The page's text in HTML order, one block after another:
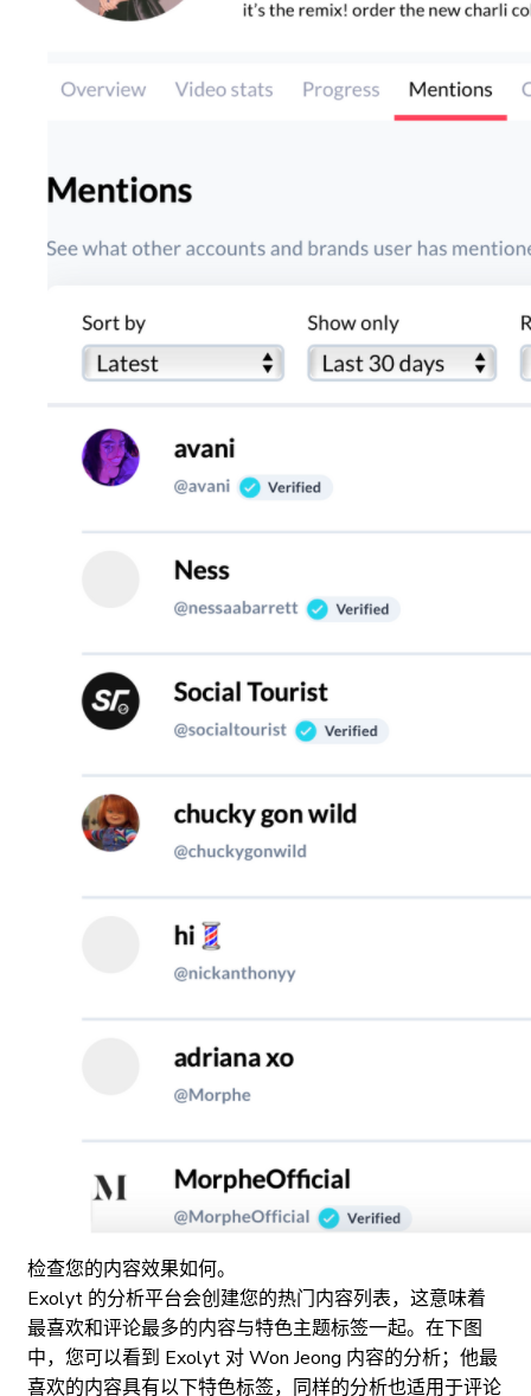
检查您的内容效果如何。
Exolyt 的分析平台会创建您的热门内容列表，这意味着
最喜欢和评论最多的内容与特色主题标签一起。在下图
中，您可以看到 Exolyt 对 Won Jeong 内容的分析；他最
喜欢的内容具有以下特色标签，同样的分析也适用于评论